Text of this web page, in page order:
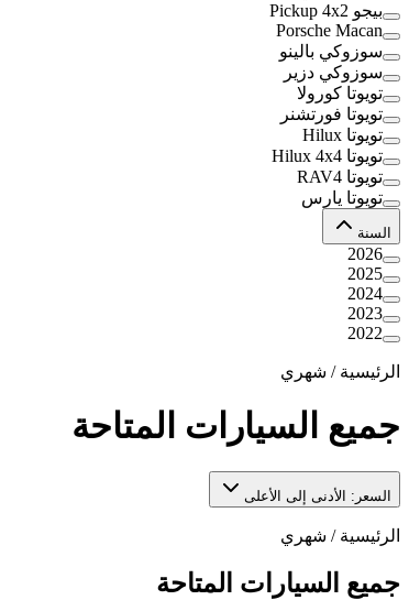
بيجو Pickup 4x2
Porsche Macan
سوزوكي بالينو
سوزوكي دزير
تويوتا كورولا
تويوتا فورتشنر
تويوتا Hilux
تويوتا Hilux 4x4
تويوتا RAV4
تويوتا يارس
السنة
2026
2025
2024
2023
2022
الرئيسية / شهري
جميع السيارات المتاحة
السعر: الأدنى إلى الأعلى
الرئيسية / شهري
جميع السيارات المتاحة